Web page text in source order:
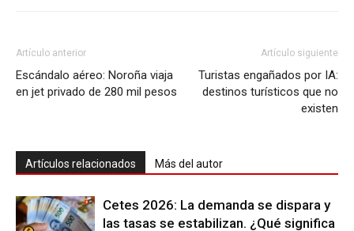
Artículo anterior
Escándalo aéreo: Noroña viaja
en jet privado de 280 mil pesos
Artículo siguiente
Turistas engañados por IA:
destinos turísticos que no
existen
Artículos relacionados Más del autor
Cetes 2026: La demanda se dispara y
las tasas se estabilizan. ¿Qué significa